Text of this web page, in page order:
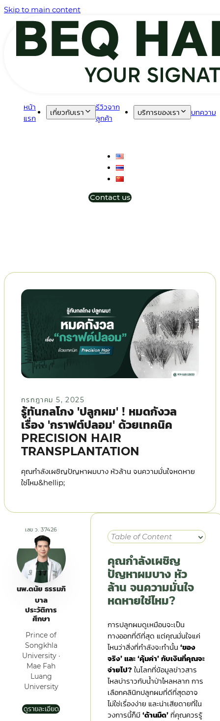
Skip to main content
หน้า
แรก
เกี่ยวกับเรา
รีวิวจาก
ลูกค้า
บริการของเรา บทความ
Contact us
กรกฎาคม 5, 2025
รู้ทันกลโกง 'ปลูกผม' ! หมดกังวล
เรื่อง 'กราฟต์ปลอม' ด้วยเทคนิค
PRECISION HAIR
TRANSPLANTATION
คุณกำลังเผชิญปัญหาผมบาง หัวล้าน จนความมั่นใจหดหาย
ใช่ไหม&hellip;
เลข ว. 37426
นพ.ดนัย ธรรมภิ
บาล
ประวัติการ
ศึกษา
Prince of
Songkhla
University ·
Mae Fah
Luang
University
ดูรายละเอียด
Table of Content
คุณกำลังเผชิญ
ปัญหาผมบาง หัว
ล้าน จนความมั่นใจ
หดหายใช่ไหม?
การปลูกผมดูเหมือนจะเป็น
ทางออกที่ดีที่สุด แต่คุณมั่นใจแค่
ไหนว่าสิ่งที่กำลังจะทำนั้น‘ของ
จริง’ และ ‘คุ้มค่า’ กับเงินที่คุณจะ
จ่ายไป? ในโลกที่ข้อมูลข่าวสาร
ไหลบ่าราวกับน้ำป่าไหลหลาก การ
เลือกคลินิกปลูกผมที่ดีที่สุดอาจ
ไม่ใช่เรื่องง่าย และน่าเสียดายที่ใน
วงการนี้ก็มี‘ด้านมืด’ ที่คุณควรรู้